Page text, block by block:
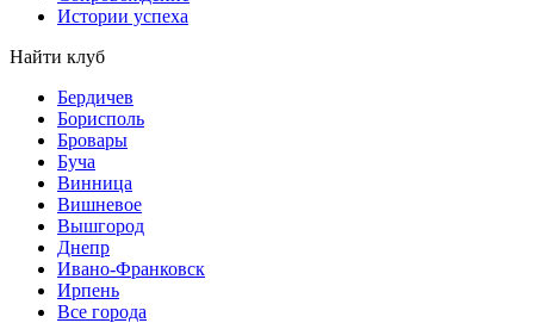
Истории успеха
Найти клуб
Бердичев
Борисполь
Бровары
Буча
Винница
Вишневое
Вышгород
Днепр
Ивано-Франковск
Ирпень
Все города